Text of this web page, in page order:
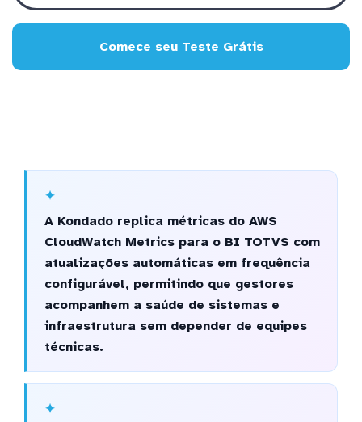
Comece seu Teste Grátis
A Kondado replica métricas do AWS
CloudWatch Metrics para o BI TOTVS com
atualizações automáticas em frequência
configurável, permitindo que gestores
acompanhem a saúde de sistemas e
infraestrutura sem depender de equipes
técnicas.